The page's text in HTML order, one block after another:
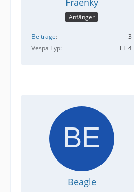
Anfänger
Beiträge
3
Vespa Typ
ET 4
Beagle